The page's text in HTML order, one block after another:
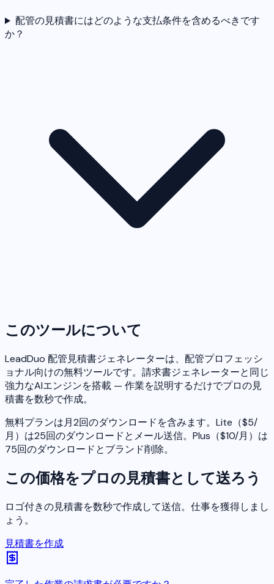
配管の見積書にはどのような支払条件を含めるべきです
か？
このツールについて
LeadDuo 配管見積書ジェネレーターは、配管プロフェッシ
ョナル向けの無料ツールです。請求書ジェネレーターと同じ
強力なAIエンジンを搭載 — 作業を説明するだけでプロの見
積書を数秒で作成。
無料プランは月2回のダウンロードを含みます。Lite（$5/
月）は25回のダウンロードとメール送信。Plus（$10/月）は
75回のダウンロードとブランド削除。
この価格をプロの見積書として送ろう
ロゴ付きの見積書を数秒で作成して送信。仕事を獲得しまし
ょう。
見積書を作成